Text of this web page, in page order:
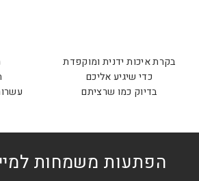
בקרת איכות ידנית ומוקפדת
כדי שיגיע אליכם
בדיוק כמו שרציתם
הפתעות משמחות